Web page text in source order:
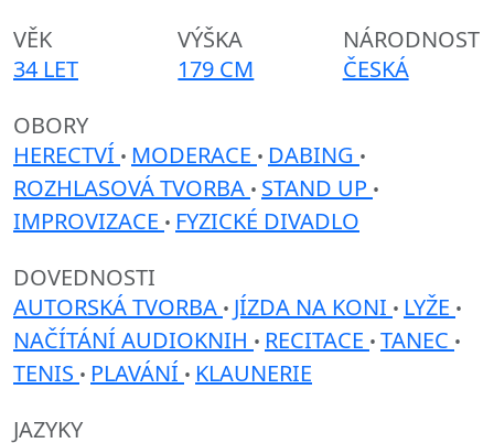
VĚK
34 LET
VÝŠKA
179 CM
NÁRODNOST
ČESKÁ
OBORY
HERECTVÍ • MODERACE • DABING •
ROZHLASOVÁ TVORBA • STAND UP •
IMPROVIZACE • FYZICKÉ DIVADLO
DOVEDNOSTI
AUTORSKÁ TVORBA • JÍZDA NA KONI • LYŽE •
NAČÍTÁNÍ AUDIOKNIH • RECITACE • TANEC •
TENIS • PLAVÁNÍ • KLAUNERIE
JAZYKY